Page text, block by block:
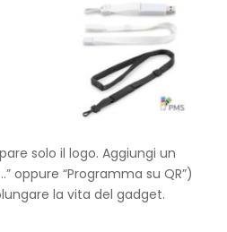
solo il logo. Aggiungi un
oppure “Programma su QR”)
la vita del gadget.